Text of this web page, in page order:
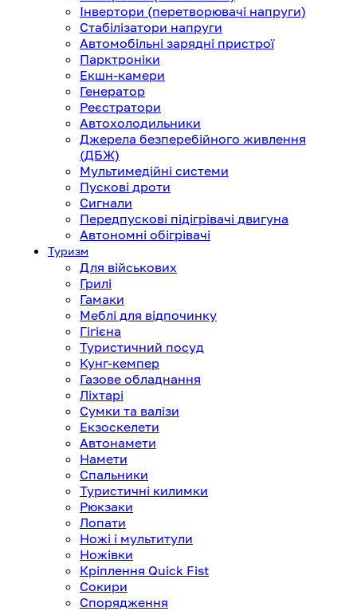
Інвертори (перетворювачі напруги)
Стабілізатори напруги
Автомобільні зарядні пристрої
Парктроніки
Екшн-камери
Генератор
Реєстратори
Автохолодильники
Джерела безперебійного живлення
(ДБЖ)
Мультимедійні системи
Пускові дроти
Сигнали
Передпускові підігрівачі двигуна
Автономні обігрівачі
Туризм
Для військових
Грилі
Гамаки
Меблі для відпочинку
Гігієна
Туристичний посуд
Кунг-кемпер
Газове обладнання
Ліхтарі
Сумки та валізи
Екзоскелети
Автонамети
Намети
Спальники
Туристичні килимки
Рюкзаки
Лопати
Ножі і мультитули
Ножівки
Кріплення Quick Fist
Сокири
Спорядження